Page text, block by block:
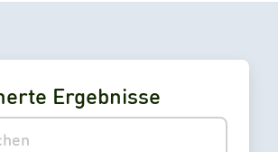
Ergebnisse